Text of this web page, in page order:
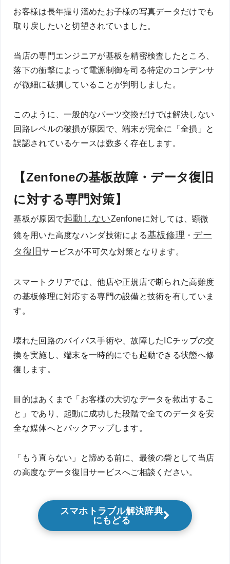
お客様は長年撮り溜めたお子様の写真データだけでも
取り戻したいと切望されていました。
当店の専門エンジニアが基板を精密検査したところ、
落下の衝撃によって電源制御を司る特定のコンデンサ
が微細に破損していることが判明しました。
このように、一般的なパーツ交換だけでは解決しない
回路レベルの破損が原因で、端末が完全に「全損」と
誤認されているケースは数多く存在します。
【Zenfoneの基板故障・データ復旧
に対する専門対策】
基板が原因で起動しないZenfoneに対しては、顕微
鏡を用いた高度なハンダ技術による基板修理 ・ デー
タ復旧サービスが不可欠な対策となります。
スマートクリアでは、他店や正規店で断られた高難度
の基板修理に対応する専門の設備と技術を有していま
す。
壊れた回路のバイパス手術や、故障したICチップの交
換を実施し、端末を一時的にでも起動できる状態へ修
復します。
目的はあくまで「お客様の大切なデータを救出するこ
と」であり、起動に成功した段階で全てのデータを安
全な媒体へとバックアップします。
「もう直らない」と諦める前に、最後の砦として当店
の高度なデータ復旧サービスへご相談ください。
スマホトラブル解決辞典
にもどる